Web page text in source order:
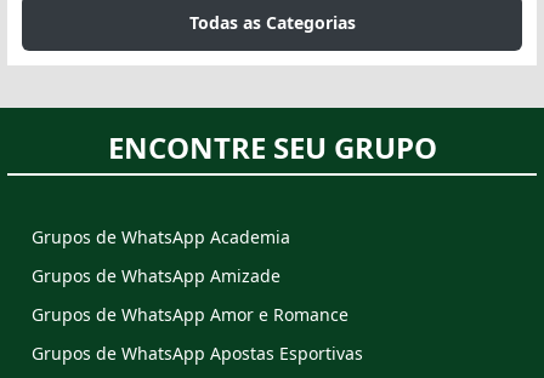
Todas as Categorias
ENCONTRE SEU GRUPO
Grupos de WhatsApp Academia
Grupos de WhatsApp Amizade
Grupos de WhatsApp Amor e Romance
Grupos de WhatsApp Apostas Esportivas